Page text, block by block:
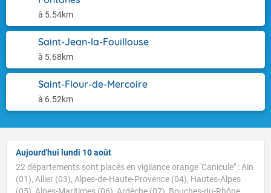
à 5.54km
Saint-Jean-la-Fouillouse
à 5.68km
Saint-Flour-de-Mercoire
à 6.52km
Aujourd'hui lundi 10 août
22 départements sont placés en vigilance orange 'Canicule" : Ain
(01), Allier (03), Alpes-de-Haute-Provence (04), Hautes-Alpes